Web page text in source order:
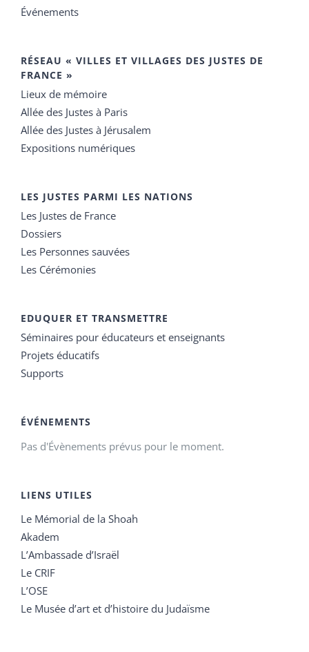
Événements
RÉSEAU « VILLES ET VILLAGES DES JUSTES DE
FRANCE »
Lieux de mémoire
Allée des Justes à Paris
Allée des Justes à Jérusalem
Expositions numériques
LES JUSTES PARMI LES NATIONS
Les Justes de France
Dossiers
Les Personnes sauvées
Les Cérémonies
EDUQUER ET TRANSMETTRE
Séminaires pour éducateurs et enseignants
Projets éducatifs
Supports
ÉVÉNEMENTS
Pas d'Évènements prévus pour le moment.
LIENS UTILES
Le Mémorial de la Shoah
Akadem
L’Ambassade d’Israël
Le CRIF
L’OSE
Le Musée d’art et d’histoire du Judaïsme